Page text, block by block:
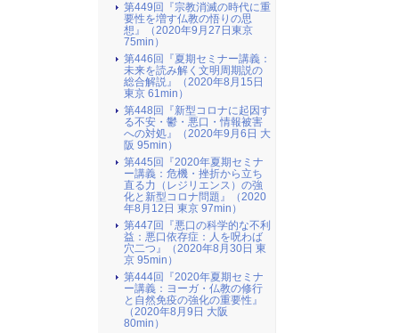
第449回『宗教消滅の時代に重
要性を増す仏教の悟りの思
想』（2020年9月27日東京
75min）
第446回『夏期セミナー講義：
未来を読み解く文明周期説の
総合解説』（2020年8月15日
東京 61min）
第448回『新型コロナに起因す
る不安・鬱・悪口・情報被害
への対処』（2020年9月6日 大
阪 95min）
第445回『2020年夏期セミナ
ー講義：危機・挫折から立ち
直る力（レジリエンス）の強
化と新型コロナ問題』（2020
年8月12日 東京 97min）
第447回『悪口の科学的な不利
益：悪口依存症：人を呪わば
穴二つ』（2020年8月30日 東
京 95min）
第444回『2020年夏期セミナ
ー講義：ヨーガ・仏教の修行
と自然免疫の強化の重要性』
（2020年8月9日 大阪
80min）